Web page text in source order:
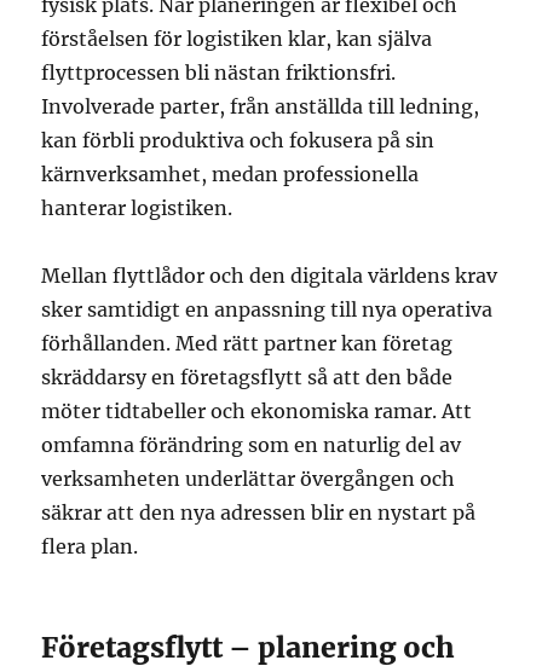
fysisk plats. När planeringen är flexibel och
förståelsen för logistiken klar, kan själva
flyttprocessen bli nästan friktionsfri.
Involverade parter, från anställda till ledning,
kan förbli produktiva och fokusera på sin
kärnverksamhet, medan professionella
hanterar logistiken.
Mellan flyttlådor och den digitala världens krav
sker samtidigt en anpassning till nya operativa
förhållanden. Med rätt partner kan företag
skräddarsy en företagsflytt så att den både
möter tidtabeller och ekonomiska ramar. Att
omfamna förändring som en naturlig del av
verksamheten underlättar övergången och
säkrar att den nya adressen blir en nystart på
flera plan.
Företagsflytt – planering och